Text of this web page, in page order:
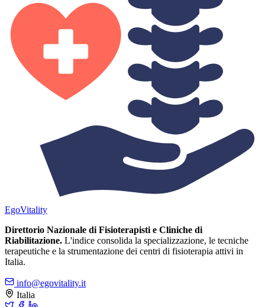
EgoVitality
Direttorio Nazionale di Fisioterapisti e Cliniche di
Riabilitazione. L'indice consolida la specializzazione, le tecniche
terapeutiche e la strumentazione dei centri di fisioterapia attivi in
Italia.
info@egovitality.it
Italia